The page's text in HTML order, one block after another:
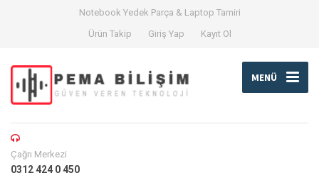
Notebook Yedek Parça & Laptop Tamiri
Ürün Takip
Giriş Yap Kayıt Ol
MENÜ
Çağrı Merkezi
0312 424 0 450